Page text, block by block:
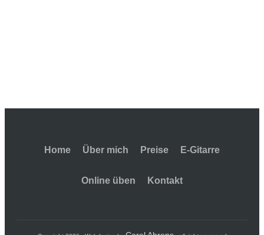
Home Über mich Preise E-Gitarre
Online üben Kontakt